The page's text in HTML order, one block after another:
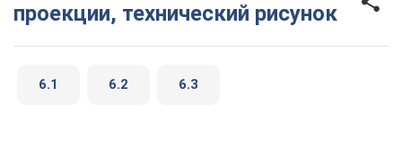
проекции, технический рисунок
6.1 6.2 6.3